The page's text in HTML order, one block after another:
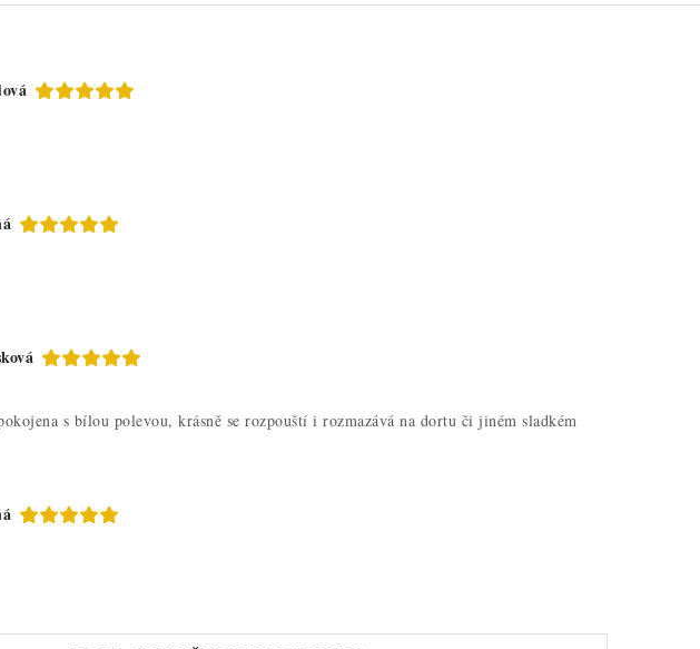
s bílou polevou, krásně se rozpouští i rozmazává na dortu či jiném sladkém